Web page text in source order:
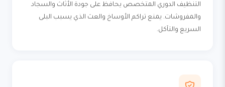
التنظيف الدوري المتخصص يحافظ على جودة الأثاث والسجاد
والمفروشات. يمنع تراكم الأوساخ والعث الذي يسبب البلى
السريع والتآكل.